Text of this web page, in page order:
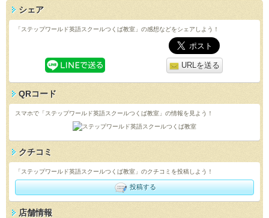
シェア
「ステップワールド英語スクールつくば教室」の感想などをシェアしよう！
URLを送る
QRコード
スマホで「ステップワールド英語スクールつくば教室」の情報を見よう！
クチコミ
「ステップワールド英語スクールつくば教室」のクチコミを投稿しよう！
投稿する
店舗情報